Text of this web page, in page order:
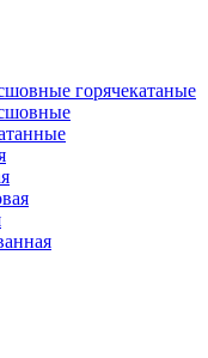
горячекатаные